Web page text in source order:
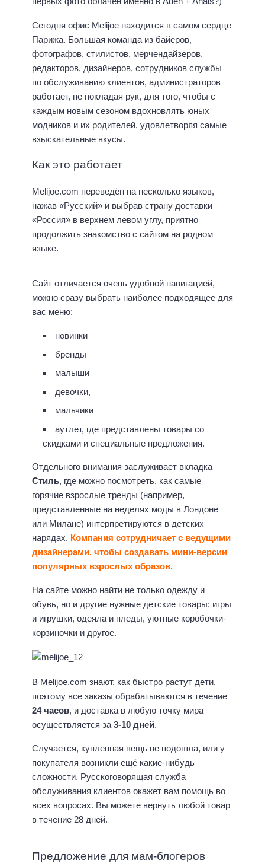
Сегодня офис Melijoe находится в самом сердце
Парижа. Большая команда из байеров,
фотографов, стилистов, мерчендайзеров,
редакторов, дизайнеров, сотрудников службы
по обслуживанию клиентов, администраторов
работает, не покладая рук, для того, чтобы с
каждым новым сезоном вдохновлять юных
модников и их родителей, удовлетворяя самые
взыскательные вкусы.
Как это работает
Melijoe.com переведён на несколько языков,
нажав «Русский» и выбрав страну доставки
«Россия» в верхнем левом углу, приятно
продолжить знакомство с сайтом на родном
языке.
Сайт отличается очень удобной навигацией,
можно сразу выбрать наиболее подходящее для
вас меню:
новинки
бренды
малыши
девочки,
мальчики
аутлет, где представлены товары со
скидками и специальные предложения.
Отдельного внимания заслуживает вкладка
Стиль, где можно посмотреть, как самые
горячие взрослые тренды (например,
представленные на неделях моды в Лондоне
или Милане) интерпретируются в детских
нарядах. Компания сотрудничает с ведущими
дизайнерами, чтобы создавать мини-версии
популярных взрослых образов.
На сайте можно найти не только одежду и
обувь, но и другие нужные детские товары: игры
и игрушки, одеяла и пледы, уютные коробочки-
корзиночки и другое.
В Melijoe.com знают, как быстро растут дети,
поэтому все заказы обрабатываются в течение
24 часов, и доставка в любую точку мира
осуществляется за 3-10 дней.
Случается, купленная вещь не подошла, или у
покупателя возникли ещё какие-нибудь
сложности. Русскоговорящая служба
обслуживания клиентов окажет вам помощь во
всех вопросах. Вы можете вернуть любой товар
в течение 28 дней.
Предложение для мам-блогеров